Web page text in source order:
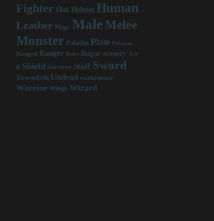
Fighter Hat Helmet Human
Leather Mage MaleMelee
Monster Paladin Plate Polearm
Ranged Ranger Robe Rogue scenery Sci-
fi Shield Sorcerer Staff Sword
Townsfolk Undead warhammer
Warrior Wings Wizard